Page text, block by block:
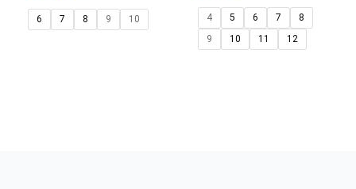
6 7 8 9 10 4 5 6 7
8
9
10 11 12